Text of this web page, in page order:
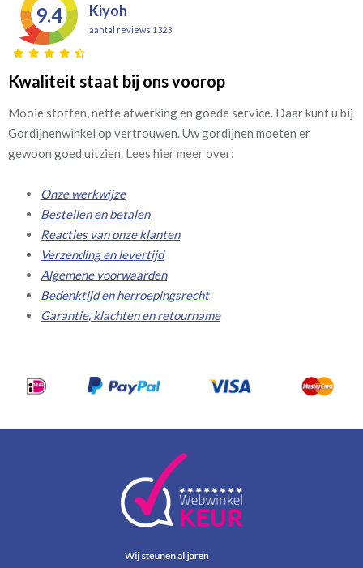
9.4 Kiyoh
aantal reviews 1323
Kwaliteit staat bij ons voorop
Mooie stoffen, nette afwerking en goede service. Daar kunt u bij
Gordijnenwinkel op vertrouwen. Uw gordijnen moeten er
gewoon goed uitzien. Lees hier meer over:
Onze werkwijze
Bestellen en betalen
Reacties van onze klanten
Verzending en levertijd
Algemene voorwaarden
Bedenktijd en herroepingsrecht
Garantie, klachten en retourname